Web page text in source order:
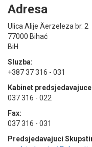
Adresa
Ulica Alije Äerzeleza br. 2
77000 Bihać
BiH
Sluzba:
+387 37 316 - 031
Kabinet
037 316 - 022
Fax:
037 316 - 031
Predsjedavajuci